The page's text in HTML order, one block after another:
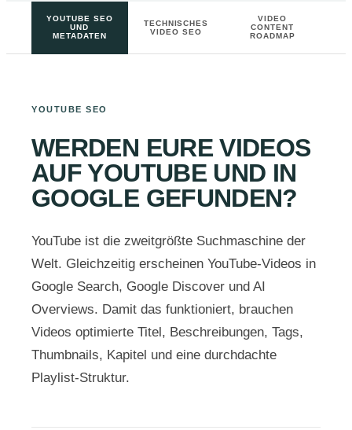
YOUTUBE SEO
UND
METADATEN
TECHNISCHES
VIDEO SEO
VIDEO
CONTENT
ROADMAP
YOUTUBE SEO
WERDEN EURE VIDEOS
AUF YOUTUBE UND IN
GOOGLE GEFUNDEN?
YouTube ist die zweitgrößte Suchmaschine der
Welt. Gleichzeitig erscheinen YouTube-Videos in
Google Search, Google Discover und AI
Overviews. Damit das funktioniert, brauchen
Videos optimierte Titel, Beschreibungen, Tags,
Thumbnails, Kapitel und eine durchdachte
Playlist-Struktur.